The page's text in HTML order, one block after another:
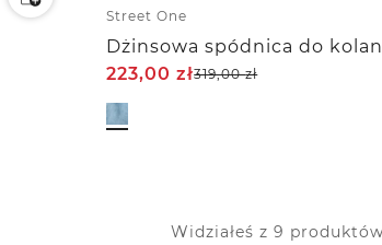
Street One
223,00zł319,00zł
Widziałeś z 9